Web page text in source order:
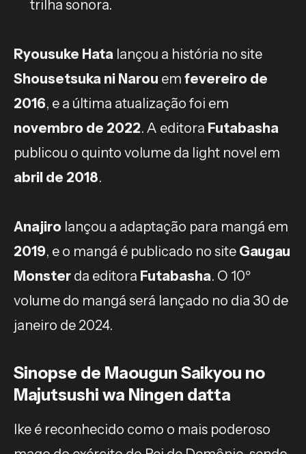
trilha sonora.
Ryousuke Hata lançou a história no site
Shousetsuka ni Narou em fevereiro de
2016, e a última atualização foi em
novembro de 2022. A editora Futabasha
publicou o quinto volume da light novel em
abril de 2018.
Anajiro lançou a adaptação para mangá em
2019, e o mangá é publicado no site Gaugau
Monster da editora Futabasha. O 10º
volume do mangá será lançado no dia 30 de
janeiro de 2024.
Sinopse de Maougun Saikyou no
Majutsushi wa Ningen datta
Ike é reconhecido como o mais poderoso